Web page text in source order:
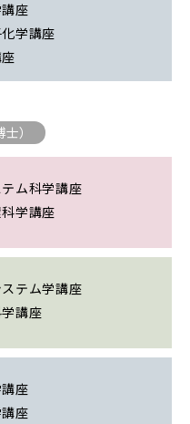
ップ
教職
ダー
紀要
ステム
座
学講座
）
ム科学講座
学講座
テム学講座
講座
座
座